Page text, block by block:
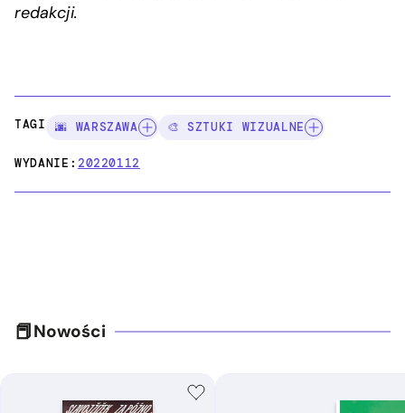
redakcji.
TAGI: 🌆 WARSZAWA 🎨 SZTUKI WIZUALNE
WYDANIE:20220112
Nowości